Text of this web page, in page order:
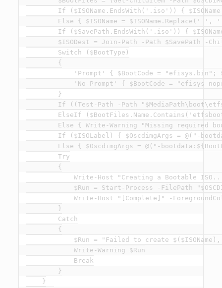
If ($ISOName.EndsWith('.iso')) {
Else { $ISOName = $ISOName.Replace(' ',
If ($SavePath.EndsWith('.iso')) {
$ISODest = Join-Path -Path $SavePath -
        Switch ($BootType)
        {
'Prompt' { $BootCode = "efisys.bin";
'No-Prompt' { $BootCode =
        }
If ((Test-Path -Path
ElseIf
Else { Write-Warning "Missing required
If ($ISOLabel) { $OscdimgArgs = @("-
Else { $OscdimgArgs = @("-
        Try
        {
Write-Host "Creating a Bootable
$Run = Start-Process -FilePath
Write-Host "[Complete]" -
        }
        Catch
        {
$Run = "Failed to create
            Write-Warning $Run
            Break
        }
    }